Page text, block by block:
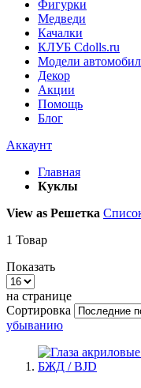
Фигурки
Медведи
Качалки
КЛУБ Cdolls.ru
Модели
Декор
Акции
Помощь
Блог
Аккаунт
Главная
Куклы
View as Решетка
1 Товар
Показать
на странице
Сортировка
убыванию